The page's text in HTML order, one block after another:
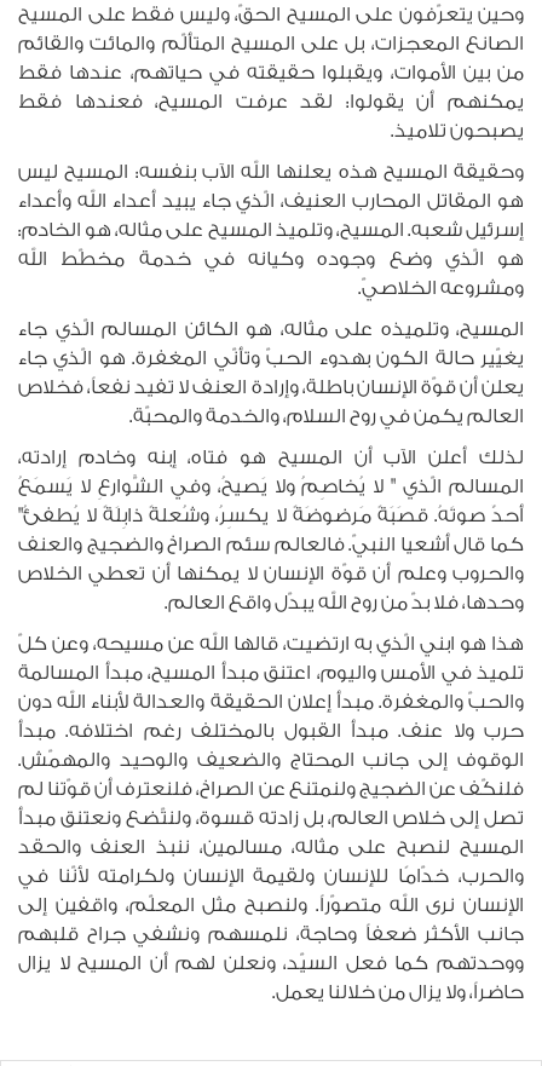
وحين يتعرّفون على المسيح الحقّ، وليس فقط على المسيح
الصانع المعجزات، بل على المسيح المتألّم والمائت والقائم
من بين الأموات، ويقبلوا حقيقته في حياتهم، عندها فقط
يمكنهم أن يقولوا: لقد عرفت المسيح، فعندها فقط
يصبحون تلاميذ.
وحقيقة المسيح هذه يعلنها الله الآب بنفسه: المسيح ليس
هو المقاتل المحارب العنيف، الّذي جاء يبيد أعداء الله وأعداء
إسرئيل شعبه. المسيح، وتلميذ المسيح على مثاله، هو الخادم:
هو الّذي وضع وجوده وكيانه في خدمة مخطّط الله
ومشروعه الخلاصيّ.
المسيح، وتلميذه على مثاله، هو الكائن المسالم الّذي جاء
يغيّير حالة الكون بهدوء الحبّ وتأنّي المغفرة. هو الّذي جاء
يعلن أن قوّة الإنسان باطلة، وإرادة العنف لا تفيد نفعاً، فخلاص
العالم يكمن في روح السلام، والخدمة والمحبّة.
لذلك أعلن الآب أن المسيح هو فتاه، إبنه وخادم إرادته،
المسالم الّذي " لا يُخاصِمُ ولا يَصيحُ، وفي الشَّوارعِ لا يَسمَعُ
أحدٌ صوتَهُ. قصَبَةً مَرضوضَةً لا يكسِرُ، وشُعلةً ذابِلَةً لا يُطفئُ"
كما قال أشعيا النبيّ. فالعالم سئم الصراخ والضجيج والعنف
والحروب وعلم أن قوّة الإنسان لا يمكنها أن تعطي الخلاص
وحدها، فلا بدّ من روح الله يبدّل واقع العالم.
هذا هو ابني الّذي به ارتضيت، قالها الله عن مسيحه، وعن كلّ
تلميذ في الأمس واليوم، اعتنق مبدأ المسيح، مبدأ المسالمة
والحبّ والمغفرة. مبدأ إعلان الحقيقة والعدالة لأبناء الله دون
حرب ولا عنف. مبدأ القبول بالمختلف رغم اختلافه. مبدأ
الوقوف إلى جانب المحتاج والضعيف والوحيد والمهمّش.
فلنكّف عن الضجيج ولنمتنع عن الصراخ، فلنعترف أن قوّتنا لم
تصل إلى خلاص العالم، بل زادته قسوة، ولنتّضع ونعتنق مبدأ
المسيح لنصبح على مثاله، مسالمين، ننبذ العنف والحقد
والحرب، خدّامًا للإنسان ولقيمة الإنسان ولكرامته لأنّنا في
الإنسان نرى الله متصوّراً. ولنصبح مثل المعلّم، واقفين إلى
جانب الأكثر ضعفاً وحاجة، نلمسهم ونشفي جراح قلبهم
ووحدتهم كما فعل السيّد، ونعلن لهم أن المسيح لا يزال
حاضراً، ولا يزال من خلالنا يعمل.